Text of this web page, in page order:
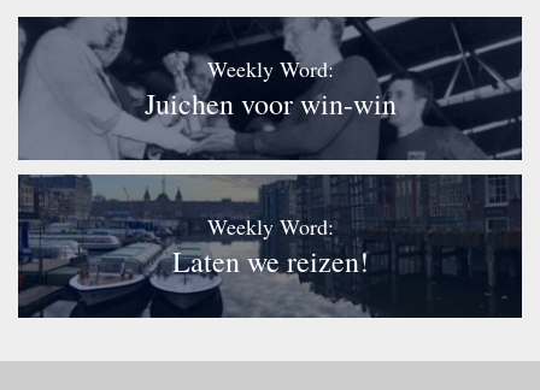
Weekly Word:
Juichen voor win-win
Weekly Word:
Laten we reizen!